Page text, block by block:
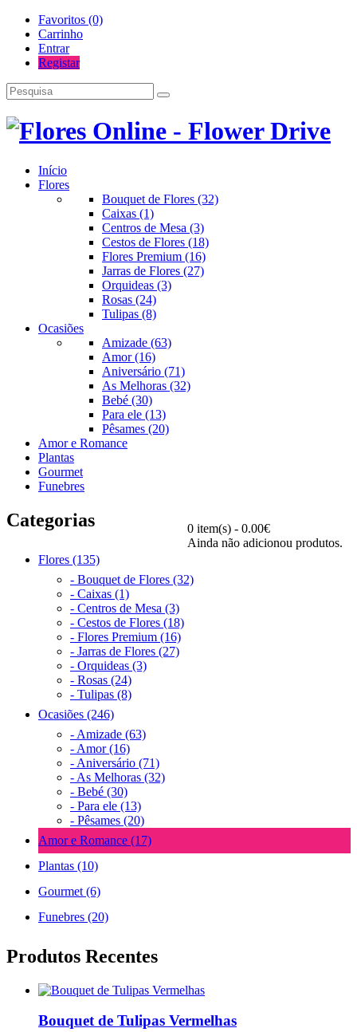
Favoritos (0)
Carrinho
Entrar
Registar
Início
Flores
Bouquet de Flores (32)
Caixas (1)
Centros de Mesa (3)
Cestos de Flores (18)
Flores Premium (16)
Jarras de Flores (27)
Orquideas (3)
Rosas (24)
Tulipas (8)
Ocasiões
Amizade (63)
Amor (16)
Aniversário (71)
As Melhoras (32)
Bebé (30)
Para ele (13)
Pêsames (20)
Amor e Romance
Plantas
Gourmet
Funebres
0 item(s) - 0.00€
Ainda não adicionou produtos.
Categorias
Flores (135)
- Bouquet de Flores (32)
- Caixas (1)
- Centros de Mesa (3)
- Cestos de Flores (18)
- Flores Premium (16)
- Jarras de Flores (27)
- Orquideas (3)
- Rosas (24)
- Tulipas (8)
Ocasiões (246)
- Amizade (63)
- Amor (16)
- Aniversário (71)
- As Melhoras (32)
- Bebé (30)
- Para ele (13)
- Pêsames (20)
Amor e Romance (17)
Plantas (10)
Gourmet (6)
Funebres (20)
Produtos Recentes
Bouquet de Tulipas Vermelhas